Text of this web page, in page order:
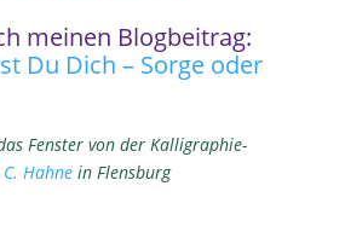
meinen Blogbeitrag:
Du Dich – Sorge oder
Fenster von der Kalligraphie-
Hahne in Flensburg